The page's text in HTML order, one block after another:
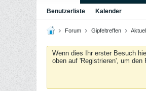
Benutzerliste Kalender
Forum Gipfeltreffen
Wenn dies Ihr erster Besuch
oben auf 'Registrieren', um